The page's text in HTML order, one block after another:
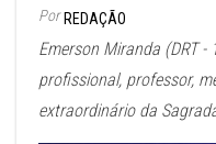
Por REDAÇÃO
Emerson Miranda (DRT
profissional, professor,
extraordinário da